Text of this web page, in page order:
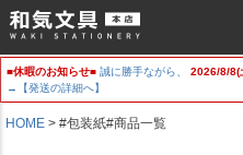
■休暇のお知らせ■ 誠に勝手ながら、 2026/8/8(
→【発送の詳細へ】
HOME #包装紙#商品一覧
登録順
価格が安い順
価格が高い順
優先度順
レビュー順